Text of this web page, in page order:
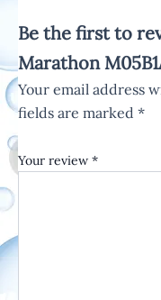
Be the first to
Marathon
Your email address
fields are marked *
Your review *